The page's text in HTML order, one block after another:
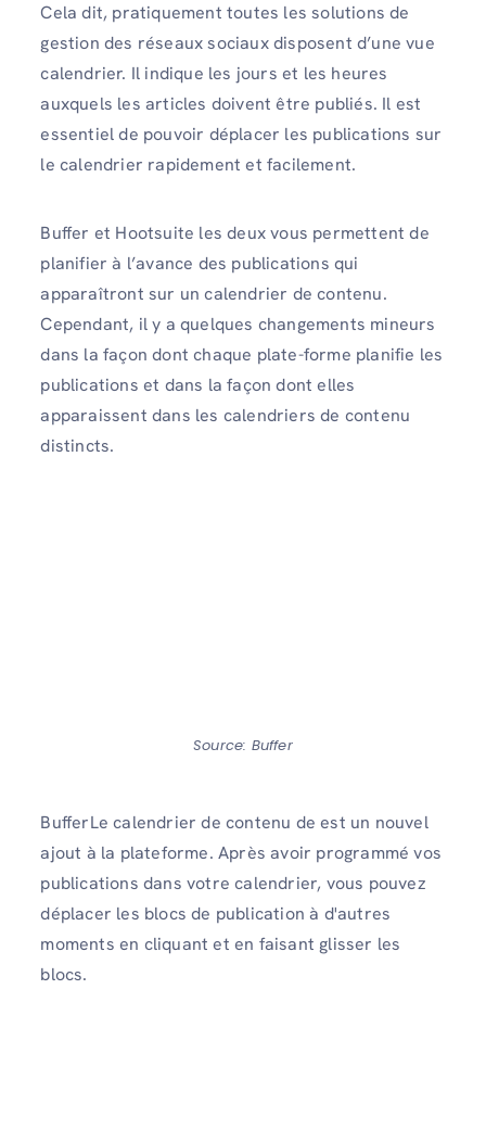
Cela dit, pratiquement toutes les solutions de
gestion des réseaux sociaux disposent d’une vue
calendrier. Il indique les jours et les heures
auxquels les articles doivent être publiés. Il est
essentiel de pouvoir déplacer les publications sur
le calendrier rapidement et facilement.
Buffer et Hootsuite les deux vous permettent de
planifier à l’avance des publications qui
apparaîtront sur un calendrier de contenu.
Cependant, il y a quelques changements mineurs
dans la façon dont chaque plate-forme planifie les
publications et dans la façon dont elles
apparaissent dans les calendriers de contenu
distincts.
Source: Buffer
BufferLe calendrier de contenu de est un nouvel
ajout à la plateforme. Après avoir programmé vos
publications dans votre calendrier, vous pouvez
déplacer les blocs de publication à d'autres
moments en cliquant et en faisant glisser les
blocs.